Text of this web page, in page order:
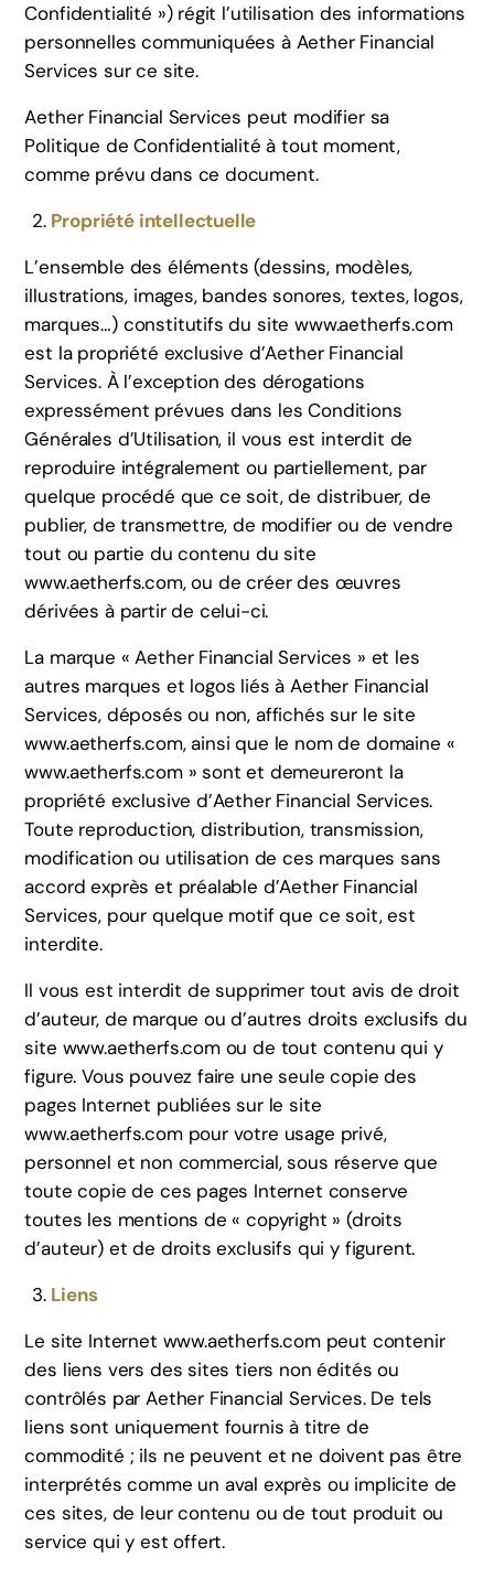
Confidentialité ») régit l’utilisation des informations
personnelles communiquées à Aether Financial
Services sur ce site.
Aether Financial Services peut modifier sa
Politique de Confidentialité à tout moment,
comme prévu dans ce document.
Propriété intellectuelle
L’ensemble des éléments (dessins, modèles,
illustrations, images, bandes sonores, textes, logos,
marques…) constitutifs du site www.aetherfs.com
est la propriété exclusive d’Aether Financial
Services. À l’exception des dérogations
expressément prévues dans les Conditions
Générales d’Utilisation, il vous est interdit de
reproduire intégralement ou partiellement, par
quelque procédé que ce soit, de distribuer, de
publier, de transmettre, de modifier ou de vendre
tout ou partie du contenu du site
www.aetherfs.com, ou de créer des œuvres
dérivées à partir de celui-ci.
La marque « Aether Financial Services » et les
autres marques et logos liés à Aether Financial
Services, déposés ou non, affichés sur le site
www.aetherfs.com, ainsi que le nom de domaine «
www.aetherfs.com » sont et demeureront la
propriété exclusive d’Aether Financial Services.
Toute reproduction, distribution, transmission,
modification ou utilisation de ces marques sans
accord exprès et préalable d’Aether Financial
Services, pour quelque motif que ce soit, est
interdite.
Il vous est interdit de supprimer tout avis de droit
d’auteur, de marque ou d’autres droits exclusifs du
site www.aetherfs.com ou de tout contenu qui y
figure. Vous pouvez faire une seule copie des
pages Internet publiées sur le site
www.aetherfs.com pour votre usage privé,
personnel et non commercial, sous réserve que
toute copie de ces pages Internet conserve
toutes les mentions de « copyright » (droits
d’auteur) et de droits exclusifs qui y figurent.
Liens
Le site Internet www.aetherfs.com peut contenir
des liens vers des sites tiers non édités ou
contrôlés par Aether Financial Services. De tels
liens sont uniquement fournis à titre de
commodité ; ils ne peuvent et ne doivent pas être
interprétés comme un aval exprès ou implicite de
ces sites, de leur contenu ou de tout produit ou
service qui y est offert.